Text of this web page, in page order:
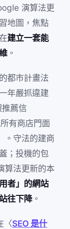
演算法更
地圖，焦點
建立一套能
。
都市計畫法
年嚴抓違建
推薦信
有商店門面
。守法的建商
；投機的包
算法更新的本
者」的網站
往下降。
〈SEO 是什